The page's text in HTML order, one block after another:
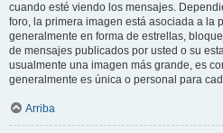
cuando esté viendo los mensajes.
foro, la primera imagen está asociada a la
generalmente en forma de estrellas,
de mensajes publicados por usted o su
usualmente una imagen más grande, es
generalmente es única o personal para
Arriba